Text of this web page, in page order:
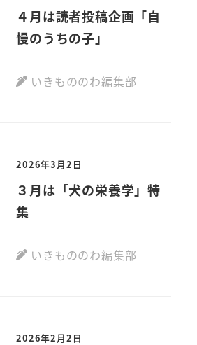
４月は読者投稿企画「自
慢のうちの子」
いきもののわ編集部
2026年3月2日
３月は「犬の栄養学」特
集
いきもののわ編集部
2026年2月2日